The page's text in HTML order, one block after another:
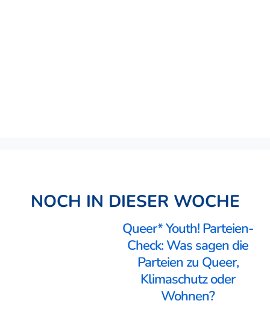
NOCH IN DIESER WOCHE
Queer* Youth! Parteien-
Check: Was sagen die
Parteien zu Queer,
Klimaschutz oder
Wohnen?